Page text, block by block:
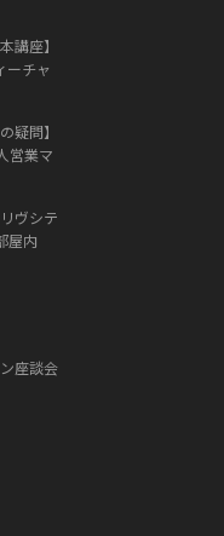
講座】
ーチャ
疑問】
営業マ
ヴシテ
屋内
座談会